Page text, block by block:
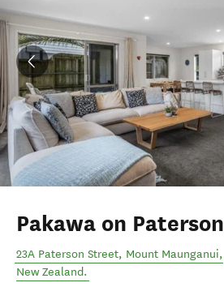
Pakawa on Paterson
23A Paterson Street, Mount Maunganui,
New Zealand.